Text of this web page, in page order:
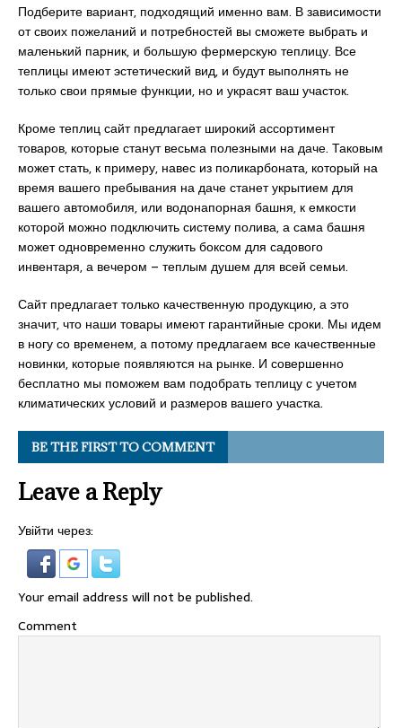
Подберите вариант, подходящий именно вам. В зависимости
от своих пожеланий и потребностей вы сможете выбрать и
маленький парник, и большую фермерскую теплицу. Все
теплицы имеют эстетический вид, и будут выполнять не
только свои прямые функции, но и украсят ваш участок.
Кроме теплиц сайт предлагает широкий ассортимент
товаров, которые станут весьма полезными на даче. Таковым
может стать, к примеру, навес из поликарбоната, который на
время вашего пребывания на даче станет укрытием для
вашего автомобиля, или водонапорная башня, к емкости
которой можно подключить систему полива, а сама башня
может одновременно служить боксом для садового
инвентаря, а вечером – теплым душем для всей семьи.
Сайт предлагает только качественную продукцию, а это
значит, что наши товары имеют гарантийные сроки. Мы идем
в ногу со временем, а потому предлагаем все качественные
новинки, которые появляются на рынке. И совершенно
бесплатно мы поможем вам подобрать теплицу с учетом
климатических условий и размеров вашего участка.
BE THE FIRST TO COMMENT
Leave a Reply
Увійти через:
Your email address will not be published.
Comment